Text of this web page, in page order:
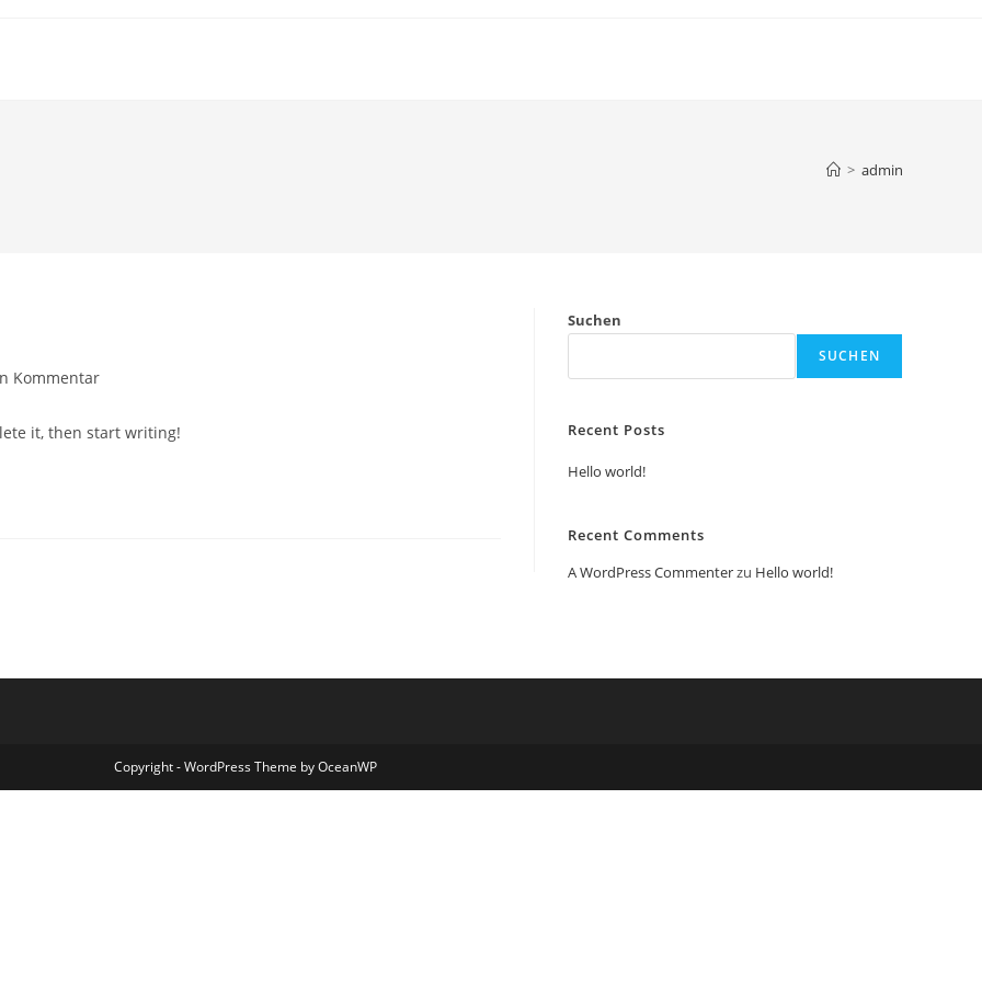
> admin
Kommentar
it, then start writing!
Suchen
SUCHEN
Recent Posts
Hello world!
Recent Comments
A WordPress Commenterzu Hello world!
Copyright - WordPress Theme by OceanWP